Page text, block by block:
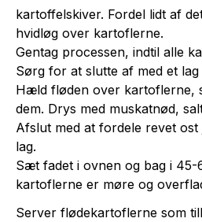
kartoffelskiver. Fordel lidt af
hvidløg over kartoflerne.
Gentag processen, indtil alle
Sørg for at slutte af med et
Hæld fløden over kartoflerne,
dem. Drys med muskatnød,
Afslut med at fordele revet
lag.
Sæt fadet i ovnen og bag i 45-
kartoflerne er møre og
Server flødekartoflerne som